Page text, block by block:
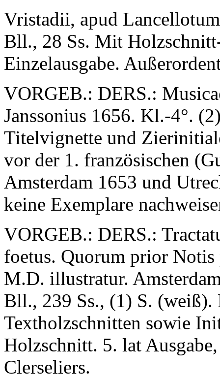
Vristadii, apud
Bll., 28 Ss. Mit
Einzelausgabe.
VORGEB.: DERS.:
Janssonius 1656. Kl.-4°.
Titelvignette und
vor der 1. französischen
Amsterdam 1653 und
keine Exemplare
VORGEB.: DERS.:
foetus. Quorum prior
M.D. illustratur.
Bll., 239 Ss., (1) S.
Textholzschnitten sowie
Holzschnitt. 5. lat
Clerseliers.